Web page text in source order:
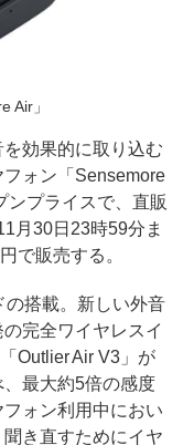
Air」
効果的に取り込む
ォン「Sensemore
ンプライスで、直販
月30日23時59分ま
で販売する。
搭載。新しい外音
完全ワイヤレスイ
Outlier Air V3」が
最大約5倍の感度
ォン利用中におい
き直すためにイヤ